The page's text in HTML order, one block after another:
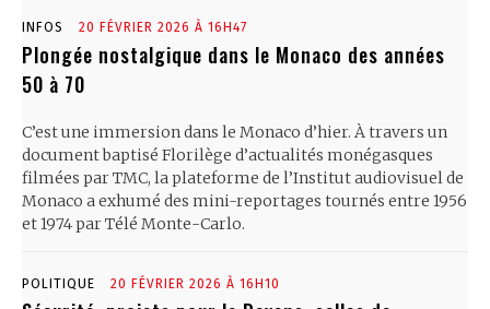
INFOS 20 FÉVRIER 2026 À 16H47
Plongée nostalgique dans le Monaco des années
50 à 70
C’est une immersion dans le Monaco d’hier. À travers un
document baptisé Florilège d’actualités monégasques
filmées par TMC, la plateforme de l’Institut audiovisuel de
Monaco a exhumé des mini-reportages tournés entre 1956
et 1974 par Télé Monte-Carlo.
POLITIQUE 20 FÉVRIER 2026 À 16H10